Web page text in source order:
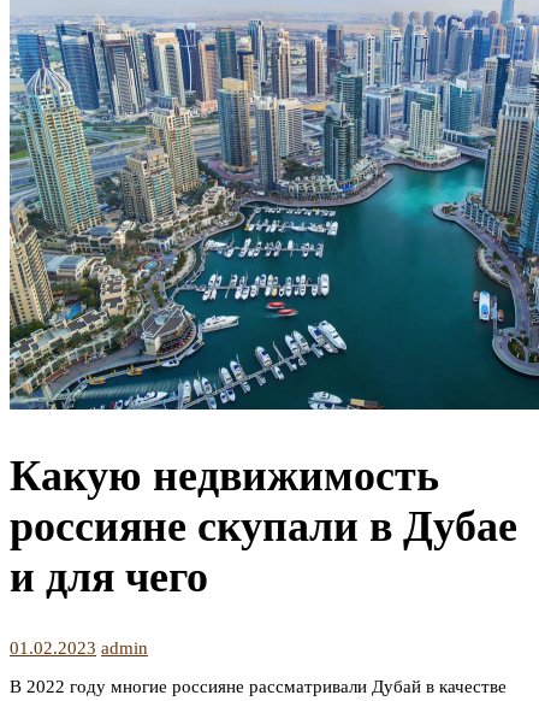
Какую недвижимость
россияне скупали в Дубае
и для чего
01.02.2023 admin
В 2022 году многие россияне рассматривали Дубай в качестве